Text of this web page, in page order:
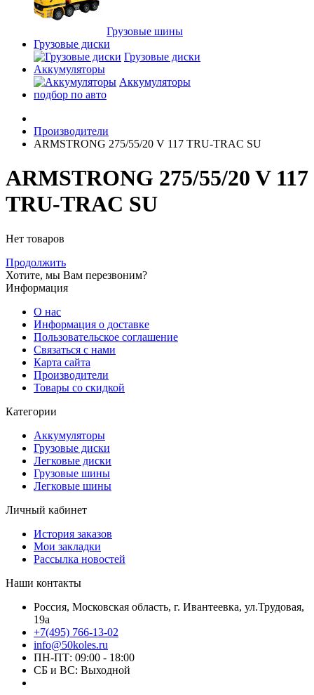
Грузовые шины
Грузовые диски
Грузовые диски
Аккумуляторы
Аккумуляторы
подбор по авто
Производители
ARMSTRONG 275/55/20 V 117 TRU-TRAC SU
ARMSTRONG 275/55/20 V 117
TRU-TRAC SU
Нет товаров
Продолжить
Хотите, мы Вам перезвоним?
Информация
О нас
Информация о доставке
Пользовательское соглашение
Связаться с нами
Карта сайта
Производители
Товары со скидкой
Категории
Аккумуляторы
Грузовые диски
Легковые диски
Грузовые шины
Легковые шины
Личный кабинет
История заказов
Мои закладки
Рассылка новостей
Наши контакты
Россия, Московская область, г. Ивантеевка, ул.Трудовая,
19а
+7(495) 766-13-02
info@50koles.ru
ПН-ПТ: 09:00 - 18:00
СБ и ВС: Выходной